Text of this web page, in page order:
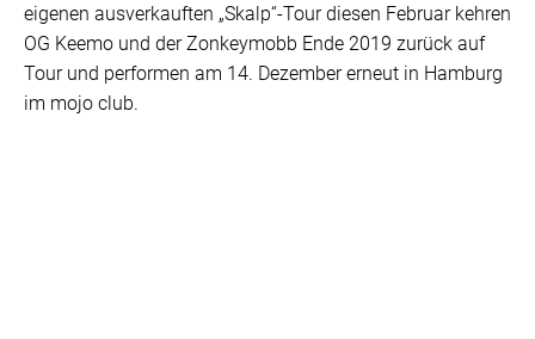
eigenen ausverkauften „Skalp“-Tour diesen Februar kehren
OG Keemo und der Zonkeymobb Ende 2019 zurück auf
Tour und performen am 14. Dezember erneut in Hamburg
im mojo club.